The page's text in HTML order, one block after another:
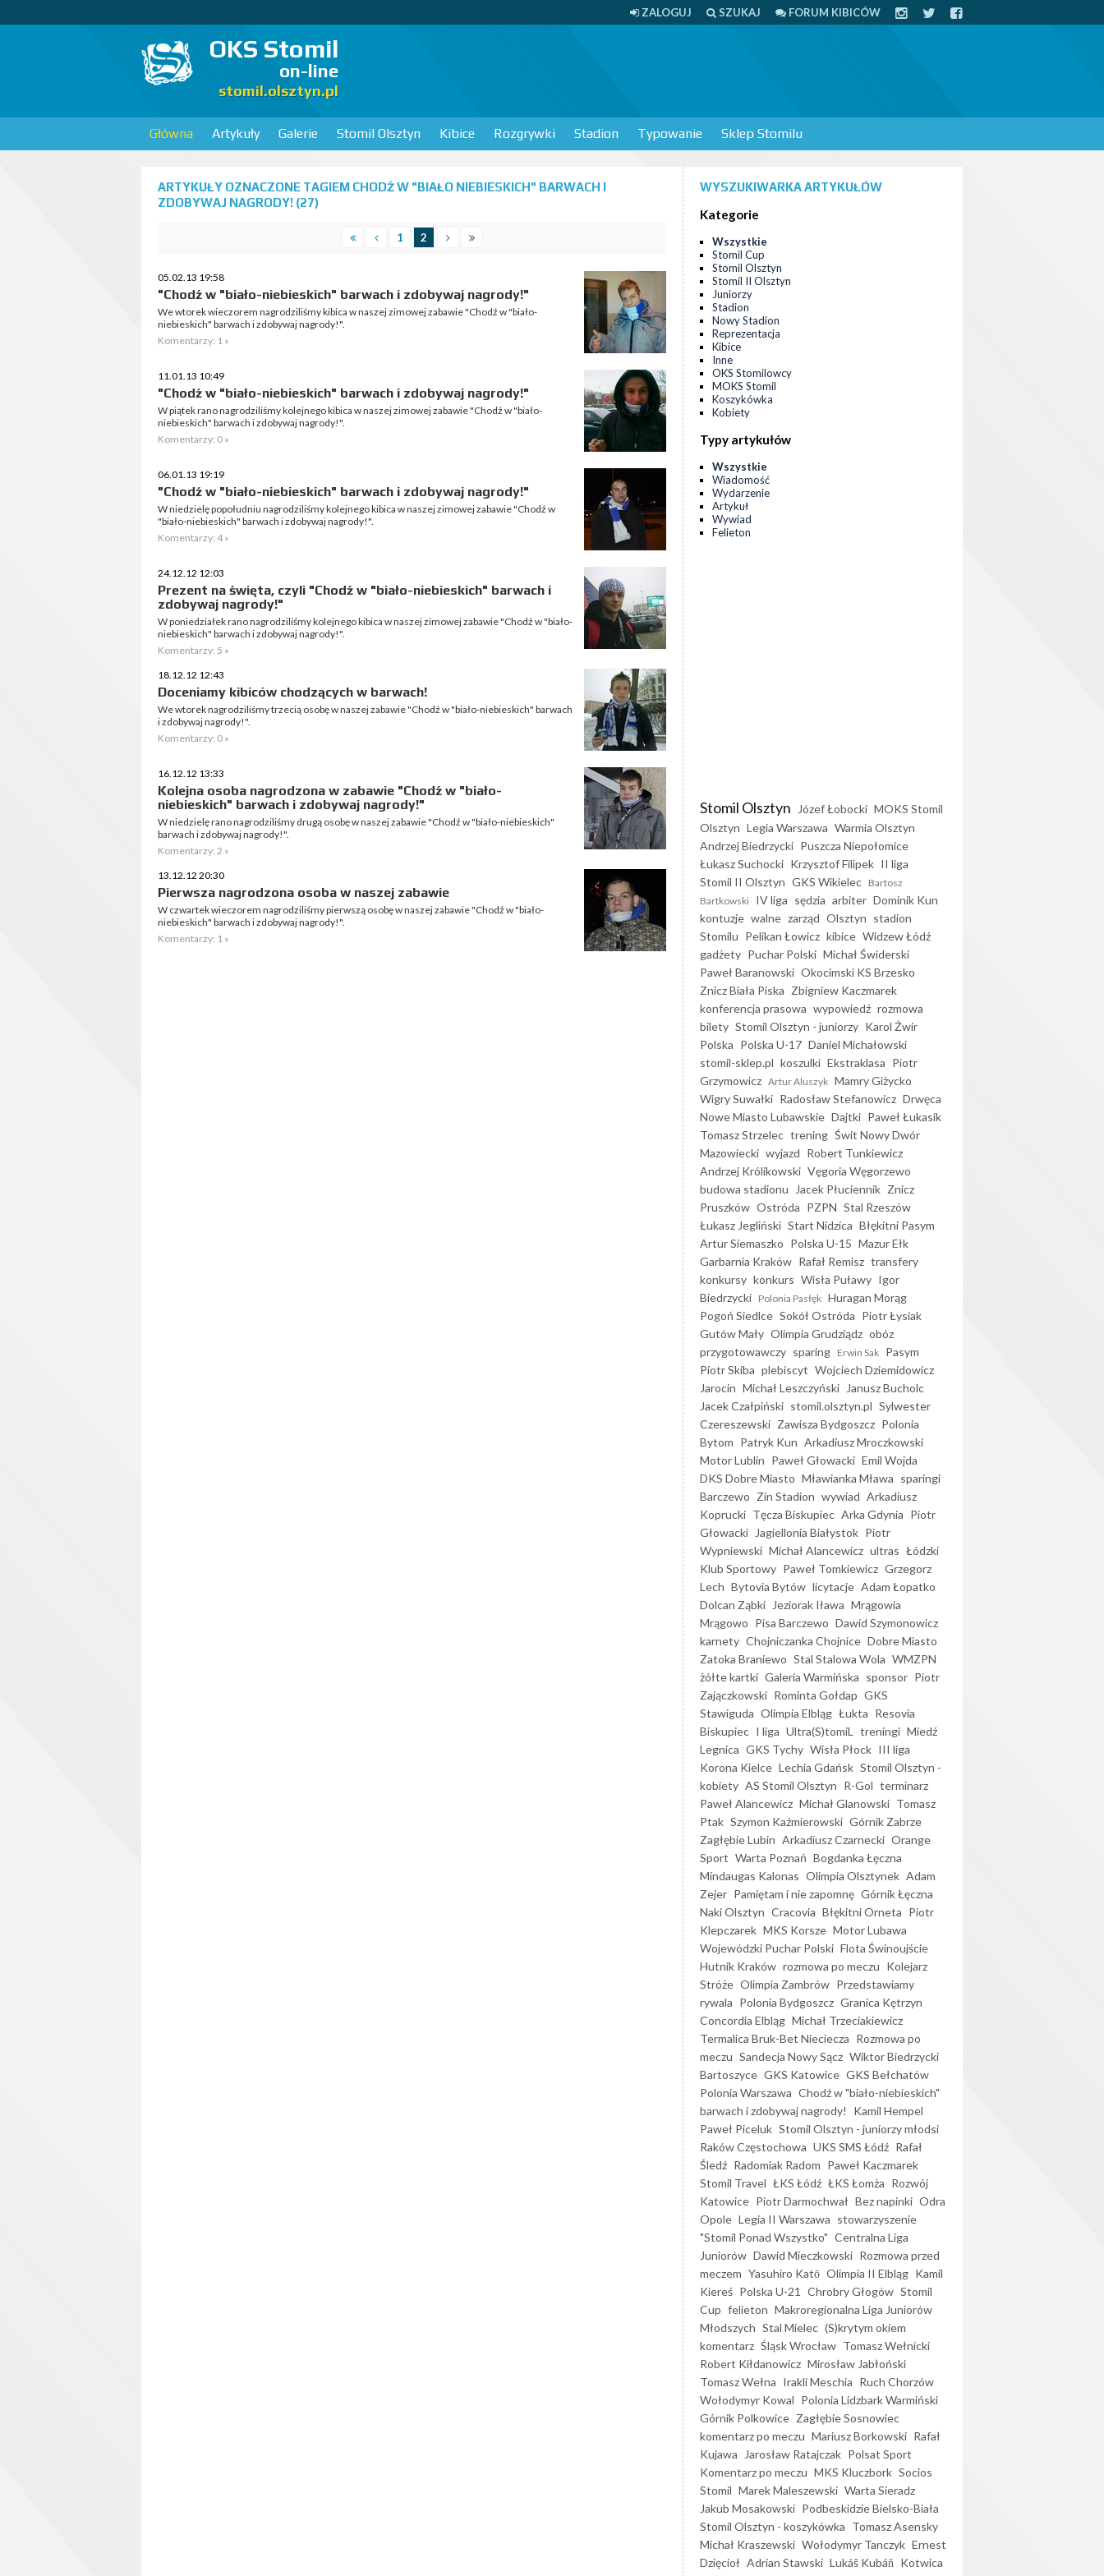
ZALOGUJ SZUKAJ FORUM KIBICÓW
OKS Stomil
on-line
stomil.olsztyn.pl
Główna Artykuły Galerie Stomil Olsztyn Kibice Rozgrywki Stadion Typowanie Sklep Stomilu
ARTYKUŁY OZNACZONE TAGIEM CHODŹ W "BIAŁO NIEBIESKICH" BARWACH I
ZDOBYWAJ NAGRODY! (27)
1 2
05.02.13 19:58
"Chodź w "biało-niebieskich" barwach i zdobywaj nagrody!"
We wtorek wieczorem nagrodziliśmy kibica w naszej zimowej zabawie "Chodź w "biało-
niebieskich" barwach i zdobywaj nagrody!".
Komentarzy: 1 »
11.01.13 10:49
"Chodź w "biało-niebieskich" barwach i zdobywaj nagrody!"
W piątek rano nagrodziliśmy kolejnego kibica w naszej zimowej zabawie "Chodź w "biało-
niebieskich" barwach i zdobywaj nagrody!".
Komentarzy: 0 »
06.01.13 19:19
"Chodź w "biało-niebieskich" barwach i zdobywaj nagrody!"
W niedzielę popołudniu nagrodziliśmy kolejnego kibica w naszej zimowej zabawie "Chodź w
"biało-niebieskich" barwach i zdobywaj nagrody!".
Komentarzy: 4 »
24.12.12 12:03
Prezent na święta, czyli "Chodź w "biało-niebieskich" barwach i
zdobywaj nagrody!"
W poniedziałek rano nagrodziliśmy kolejnego kibica w naszej zimowej zabawie "Chodź w "biało-
niebieskich" barwach i zdobywaj nagrody!".
Komentarzy: 5 »
18.12.12 12:43
Doceniamy kibiców chodzących w barwach!
We wtorek nagrodziliśmy trzecią osobę w naszej zabawie "Chodź w "biało-niebieskich" barwach
i zdobywaj nagrody!".
Komentarzy: 0 »
16.12.12 13:33
Kolejna osoba nagrodzona w zabawie "Chodź w "biało-
niebieskich" barwach i zdobywaj nagrody!"
W niedzielę rano nagrodziliśmy drugą osobę w naszej zabawie "Chodź w "biało-niebieskich"
barwach i zdobywaj nagrody!".
Komentarzy: 2 »
13.12.12 20:30
Pierwsza nagrodzona osoba w naszej zabawie
W czwartek wieczorem nagrodziliśmy pierwszą osobę w naszej zabawie "Chodź w "biało-
niebieskich" barwach i zdobywaj nagrody!".
Komentarzy: 1 »
WYSZUKIWARKA ARTYKUŁÓW
Kategorie
Wszystkie
Stomil Cup
Stomil Olsztyn
Stomil II Olsztyn
Juniorzy
Stadion
Nowy Stadion
Reprezentacja
Kibice
Inne
OKS Stomilowcy
MOKS Stomil
Koszykówka
Kobiety
Typy artykułów
Wszystkie
Wiadomość
Wydarzenie
Artykuł
Wywiad
Felieton
Stomil Olsztyn Józef Łobocki MOKS Stomil
Olsztyn Legia Warszawa Warmia Olsztyn
Andrzej Biedrzycki Puszcza Niepołomice
Łukasz Suchocki Krzysztof Filipek II liga
Stomil II Olsztyn GKS Wikielec Bartosz
Bartkowski IV liga sędzia arbiter Dominik Kun
kontuzje walne zarząd Olsztyn stadion
Stomilu Pelikan Łowicz kibice Widzew Łódź
gadżety Puchar Polski Michał Świderski
Paweł Baranowski Okocimski KS Brzesko
Znicz Biała Piska Zbigniew Kaczmarek
konferencja prasowa wypowiedź rozmowa
bilety Stomil Olsztyn - juniorzy Karol Żwir
Polska Polska U-17 Daniel Michałowski
stomil-sklep.pl koszulki Ekstraklasa Piotr
Grzymowicz Artur Aluszyk Mamry Giżycko
Wigry Suwałki Radosław Stefanowicz Drwęca
Nowe Miasto Lubawskie Dajtki Paweł Łukasik
Tomasz Strzelec trening Świt Nowy Dwór
Mazowiecki wyjazd Robert Tunkiewicz
Andrzej Królikowski Vęgoria Węgorzewo
budowa stadionu
Jacek Płuciennik Znicz
Pruszków Ostróda PZPN Stal Rzeszów
Łukasz Jegliński Start Nidzica Błękitni Pasym
Artur Siemaszko Polska U-15 Mazur Ełk
Garbarnia Kraków Rafał Remisz transfery
konkursy konkurs Wisła Puławy Igor
Biedrzycki Polonia Pasłęk Huragan Morąg
Pogoń Siedlce Sokół Ostróda Piotr Łysiak
Gutów Mały Olimpia Grudziądz obóz
przygotowawczy sparing Erwin Sak Pasym
Piotr Skiba plebiscyt Wojciech Dziemidowicz
Jarocin Michał Leszczyński
Janusz Bucholc
Jacek Czałpiński stomil.olsztyn.pl Sylwester
Czereszewski Zawisza Bydgoszcz Polonia
Bytom Patryk Kun Arkadiusz Mroczkowski
Motor Lublin Paweł Głowacki Emil Wojda
DKS Dobre Miasto Mławianka Mława sparingi
Barczewo Zin Stadion wywiad Arkadiusz
Koprucki Tęcza Biskupiec Arka Gdynia Piotr
Głowacki
Jagiellonia Białystok Piotr
Wypniewski Michał Alancewicz ultras Łódzki
Klub Sportowy Paweł Tomkiewicz Grzegorz
Lech Bytovia Bytów licytacje Adam Łopatko
Dolcan Ząbki
Jeziorak Iława Mrągowia
Mrągowo Pisa Barczewo Dawid Szymonowicz
karnety Chojniczanka Chojnice Dobre Miasto
Zatoka Braniewo Stal Stalowa Wola WMZPN
żółte kartki Galeria Warmińska sponsor Piotr
Zajączkowski Rominta Gołdap GKS
Stawiguda Olimpia Elbląg Łukta Resovia
Biskupiec I liga Ultra(S)tomiL treningi Miedź
Legnica GKS Tychy Wisła Płock III liga
Korona Kielce Lechia Gdańsk Stomil Olsztyn -
kobiety AS Stomil Olsztyn R-Gol terminarz
Paweł Alancewicz Michał Glanowski Tomasz
Ptak Szymon Kaźmierowski Górnik Zabrze
Zagłębie Lubin Arkadiusz Czarnecki Orange
Sport Warta Poznań Bogdanka Łęczna
Mindaugas Kalonas Olimpia Olsztynek Adam
Zejer Pamiętam i nie zapomnę Górnik Łęczna
Naki Olsztyn Cracovia Błękitni Orneta Piotr
Klepczarek MKS Korsze Motor Lubawa
Wojewódzki Puchar Polski Flota Świnoujście
Hutnik Kraków rozmowa po meczu Kolejarz
Stróże Olimpia Zambrów Przedstawiamy
rywala Polonia Bydgoszcz Granica Kętrzyn
Concordia Elbląg Michał Trzeciakiewicz
Termalica Bruk-Bet Nieciecza Rozmowa po
meczu Sandecja Nowy Sącz Wiktor Biedrzycki
Bartoszyce GKS Katowice GKS Bełchatów
Polonia Warszawa Chodź w "biało-niebieskich"
barwach i zdobywaj nagrody!
Kamil Hempel
Paweł Piceluk Stomil Olsztyn - juniorzy młodsi
Raków Częstochowa UKS SMS Łódź Rafał
Śledź Radomiak Radom Paweł Kaczmarek
Stomil Travel ŁKS Łódź ŁKS Łomża Rozwój
Katowice Piotr Darmochwał Bez napinki Odra
Opole Legia II Warszawa stowarzyszenie
"Stomil Ponad Wszystko" Centralna Liga
Juniorów Dawid Mieczkowski Rozmowa przed
meczem Yasuhiro Katō Olimpia II Elbląg Kamil
Kiereś Polska U-21 Chrobry Głogów Stomil
Cup felieton Makroregionalna Liga Juniorów
Młodszych Stal Mielec (S)krytym okiem
komentarz Śląsk Wrocław Tomasz Wełnicki
Robert Kiłdanowicz Mirosław Jabłoński
Tomasz Wełna Irakli Meschia Ruch Chorzów
Wołodymyr Kowal Polonia Lidzbark Warmiński
Górnik Polkowice Zagłębie Sosnowiec
komentarz po meczu Mariusz Borkowski Rafał
Kujawa
Jarosław Ratajczak Polsat Sport
Komentarz po meczu MKS Kluczbork Socios
Stomil Marek Maleszewski Warta Sieradz
Jakub Mosakowski Podbeskidzie Bielsko-Biała
Stomil Olsztyn - koszykówka Tomasz Asensky
Michał Kraszewski Wołodymyr Tanczyk Ernest
Dzięcioł Adrian Stawski Lukáš Kubáň Kotwica